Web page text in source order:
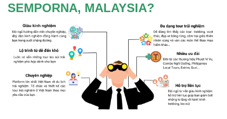
SEMPORNA, MALAYSIA?